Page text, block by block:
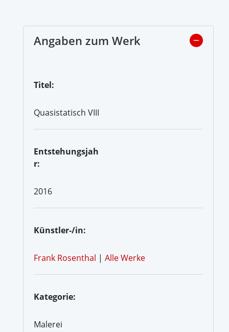
Angaben zum Werk
Titel:
Quasistatisch VIII
Entstehungsjah
r:
2016
Künstler-/in:
Frank Rosenthal | Alle Werke
Kategorie:
Malerei